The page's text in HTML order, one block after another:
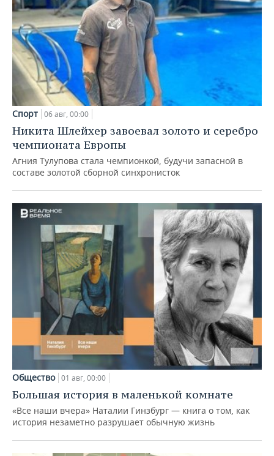
Спорт 06 авг, 00:00
Никита Шлейхер завоевал золото и серебро
чемпионата Европы
Агния Тулупова стала чемпионкой, будучи запасной в
составе золотой сборной синхронисток
Общество 01 авг, 00:00
Большая история в маленькой комнате
«Все наши вчера» Наталии Гинзбург — книга о том, как
история незаметно разрушает обычную жизнь